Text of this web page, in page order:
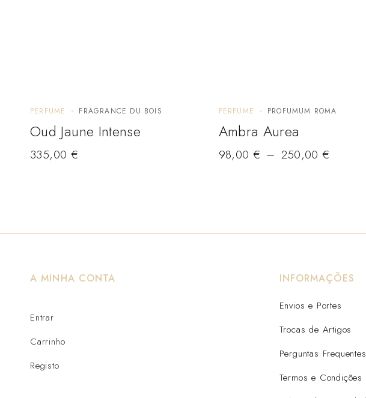
PERFUME FRAGRANCE DU BOIS
Oud Jaune Intense
335,00 €
PERFUME PROFUMUM ROMA
Ambra Aurea
98,00 € – 250,00€
A MINHA CONTA
Entrar
Carrinho
Registo
INFORMAÇÕES
Envios e Portes
Trocas de Artigos
Perguntas Frequentes
Termos e Condições